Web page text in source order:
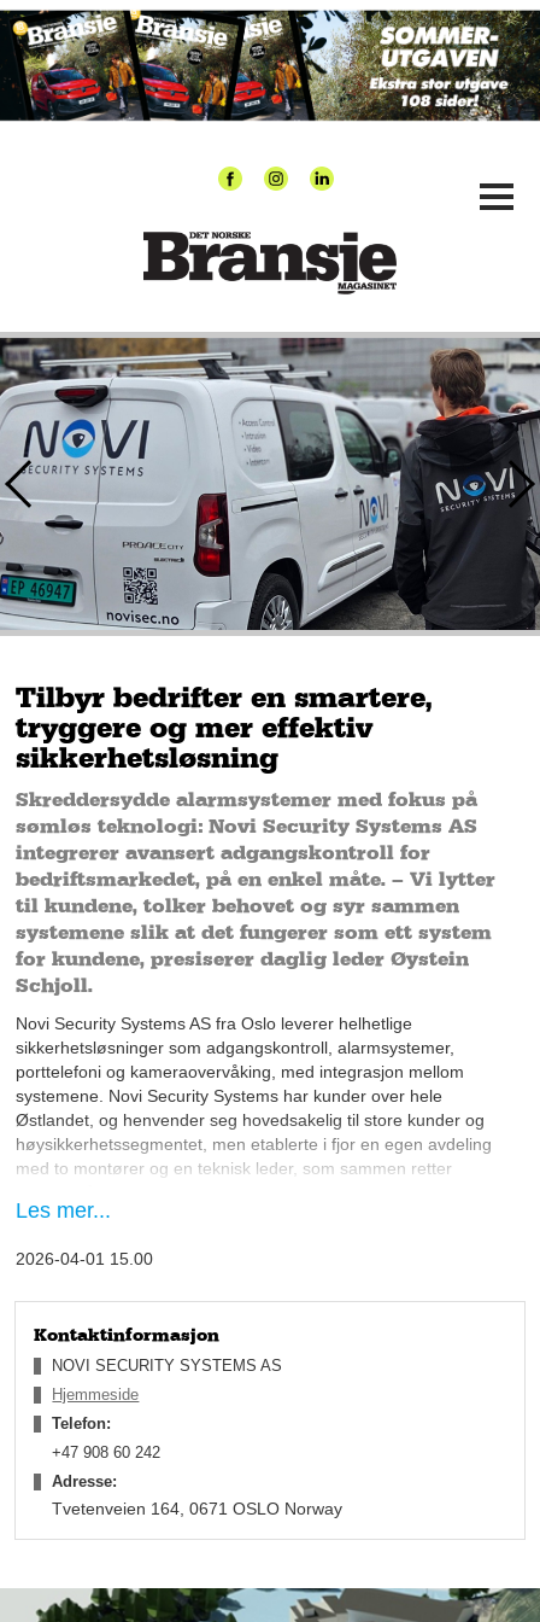
Tilbyr bedrifter en smartere,
tryggere og mer effektiv
sikkerhetsløsning
Skreddersydde alarmsystemer med fokus på
sømløs teknologi: Novi Security Systems AS
integrerer avansert adgangskontroll for
bedriftsmarkedet, på en enkel måte. – Vi lytter
til kundene, tolker behovet og syr sammen
systemene slik at det fungerer som ett system
for kundene, presiserer daglig leder Øystein
Schjoll.
Novi Security Systems AS fra Oslo leverer helhetlige
sikkerhetsløsninger som adgangskontroll, alarmsystemer,
porttelefoni og kameraovervåking, med integrasjon mellom
systemene. Novi Security Systems har kunder over hele
Østlandet, og henvender seg hovedsakelig til store kunder og
høysikkerhetssegmentet, men etablerte i fjor en egen avdeling
med to montører og en teknisk leder, som sammen retter
høysikkerhetssegmentet, men vi leverer bredt til hele
Les mer...
2026-04-01 15.00
Kontaktinformasjon
NOVI SECURITY SYSTEMS AS
Hjemmeside
Telefon:
+47 908 60 242
Adresse:
Tvetenveien 164, 0671 OSLO Norway